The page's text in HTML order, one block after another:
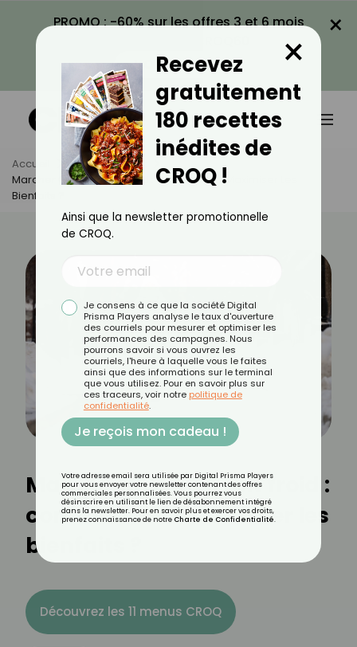
PROMO : -60% sur les offres 3 et 6 mois
VOIR LA PROMO
×
Accueil Actus
Sport
Marcher Quand Il Fait Froid : Comment En Maximiser Les
Bienfaits ?
Marcher quand il fait froid :
comment en maximiser les
bienfaits ?
Découvrez les 11 menus CROQ
Recevez
gratuitement
180 recettes
inédites de
CROQ !
×
Ainsi que la newsletter promotionnelle
de CROQ.
Je consens à ce que la société Digital
Prisma Players analyse le taux d'ouverture
des courriels pour mesurer et optimiser les
performances des campagnes. Nous
pourrons savoir si vous ouvrez les
courriels, l'heure à laquelle vous le faites
ainsi que des informations sur le terminal
que vous utilisez. Pour en savoir plus sur
ces traceurs, voir notre politique de
confidentialité.
Je reçois mon cadeau !
Votre adresse email sera utilisée par Digital Prisma Players
pour vous envoyer votre newsletter contenant des offres
commerciales personnalisées. Vous pourrez vous
désinscrire en utilisant le lien de désabonnement intégré
dans la newsletter. Pour en savoir plus et exercer vos droits,
prenez connaissance de notre Charte de Confidentialité.